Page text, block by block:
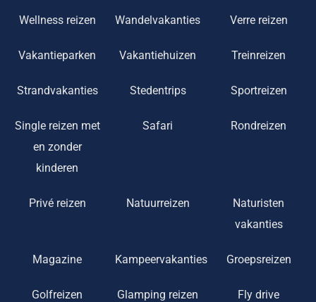
Wellness reizen Wandelvakanties Verre reizen
Vakantieparken Vakantiehuizen Treinreizen
Strandvakanties Stedentrips Sportreizen
Single reizen met
en zonder
kinderen
Safari Rondreizen
Privé reizen Natuurreizen
Naturisten
vakanties
Magazine Kampeervakanties Groepsreizen
Golfreizen Glamping reizen Fly drive